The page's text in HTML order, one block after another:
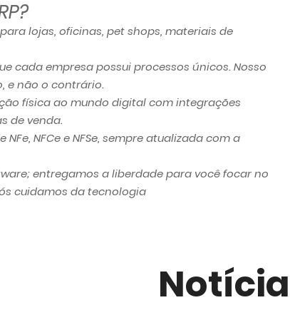
lojas, oficinas, pet shops, materiais de
cada empresa possui processos únicos. Nosso
e não o contrário.
física ao mundo digital com integrações
de venda.
NFCe e NFSe, sempre atualizada com a
entregamos a liberdade para você focar no
cuidamos da tecnologia